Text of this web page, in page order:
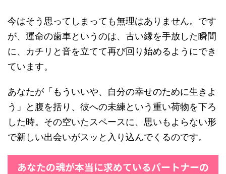
今はそう思ってしまっても無理はありません。です
が、運命の歯車というのは、古い縁を手放した瞬間
に、カチリと音を立てて再び回り始めるようにでき
ています。
あなたが「もういいや、自分の幸せのために生きよ
う」と腹を括り、彼への未練という重い荷物を下ろ
した時。その空いたスペースに、思いもよらない形
で新しい出会いがスッと入り込んでくるのです。
あなたの魂が本当に求めているパートナーの